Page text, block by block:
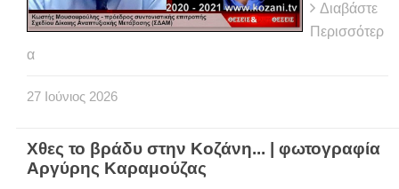
Διαβάστε
Περισσότερ
α
27 Ιούνιος 2026
Χθες το βράδυ στην Κοζάνη... | φωτογραφία
Αργύρης Καραμούζας